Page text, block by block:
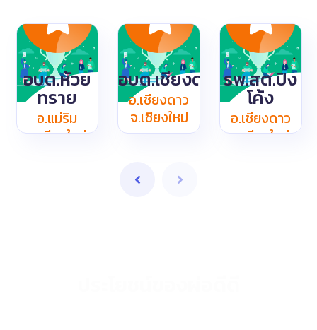
อบต.ห้วย
ทราย
อ.แม่ริม
จ.เชียงใหม่
อบต.เชียงดาว
อ.เชียงดาว
จ.เชียงใหม่
รพ.สต.ปิง
โค้ง
อ.เชียงดาว
จ.เชียงใหม่